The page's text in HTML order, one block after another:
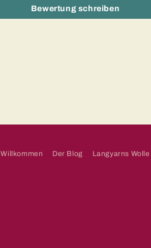
Bewertung schreiben
Willkommen Der Blog Langyarns Wolle